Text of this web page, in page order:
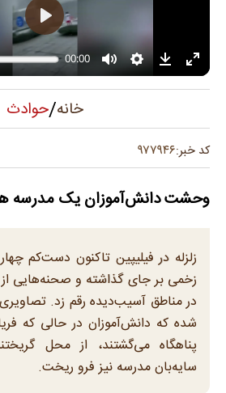
خانه/حوادث
کد خبر:۹۷۷۹۴۶
وحشت دانش‌آموزان یک مدرسه
زخمی بر جای گذاشته و صحنه‌هایی
در مناطق آسیب‌دیده رقم زد.
شده که دانش‌آموزان در حالی که
پناهگاه می‌گشتند، از محل
سایه‌بان مدرسه نیز فرو ریخت.